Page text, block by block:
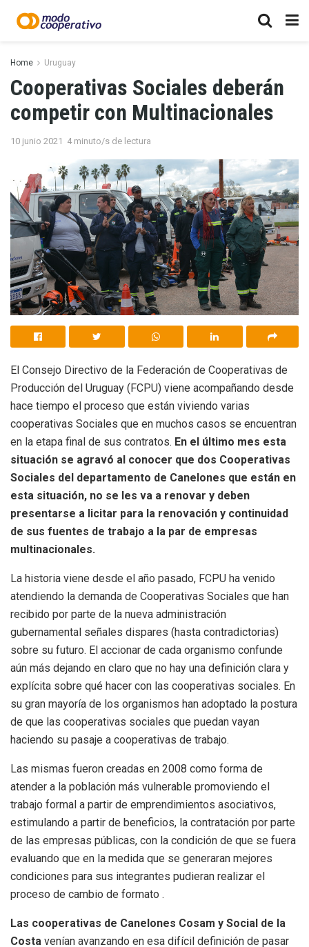
Home Uruguay
Cooperativas Sociales deberán
competir con Multinacionales
10 junio 2021 4 minuto/s de lectura
El Consejo Directivo de la Federación de Cooperativas de
Producción del Uruguay (FCPU) viene acompañando desde
hace tiempo el proceso que están viviendo varias
cooperativas Sociales que en muchos casos se encuentran
en la etapa final de sus contratos. En el último mes esta
situación se agravó al conocer que dos Cooperativas
Sociales del departamento de Canelones que están en
esta situación, no se les va a renovar y deben
presentarse a licitar para la renovación y continuidad
de sus fuentes de trabajo a la par de empresas
multinacionales.
La historia viene desde el año pasado, FCPU ha venido
atendiendo la demanda de Cooperativas Sociales que han
recibido por parte de la nueva administración
gubernamental señales dispares (hasta contradictorias)
sobre su futuro. El accionar de cada organismo confunde
aún más dejando en claro que no hay una definición clara y
explícita sobre qué hacer con las cooperativas sociales. En
su gran mayoría de los organismos han adoptado la postura
de que las cooperativas sociales que puedan vayan
haciendo su pasaje a cooperativas de trabajo.
Las mismas fueron creadas en 2008 como forma de
atender a la población más vulnerable promoviendo el
trabajo formal a partir de emprendimientos asociativos,
estimulando a partir de beneficios, la contratación por parte
de las empresas públicas, con la condición de que se fuera
evaluando que en la medida que se generaran mejores
condiciones para sus integrantes pudieran realizar el
proceso de cambio de formato .
Las cooperativas de Canelones Cosam y Social de la
Costa venían avanzando en esa difícil definición de pasar